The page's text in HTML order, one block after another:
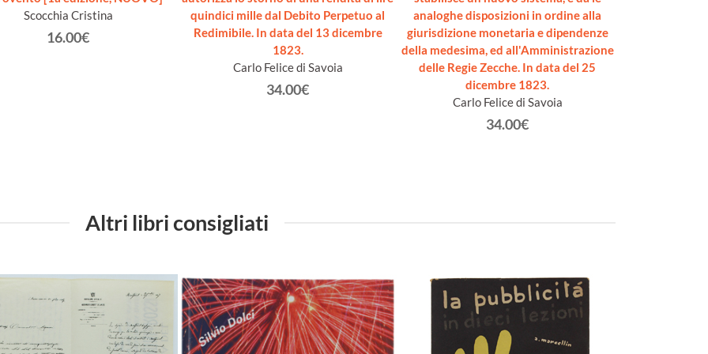
Scocchia Cristina
16.00€
quindici mille dal Debito Perpetuo al
Redimibile. In data del 13 dicembre
1823.
Carlo Felice di Savoia
34.00€
analoghe disposizioni in ordine alla
giurisdizione monetaria e dipendenze
della medesima, ed all'Amministrazione
delle Regie Zecche. In data del 25
dicembre 1823.
Carlo Felice di Savoia
34.00€
Altri libri consigliati